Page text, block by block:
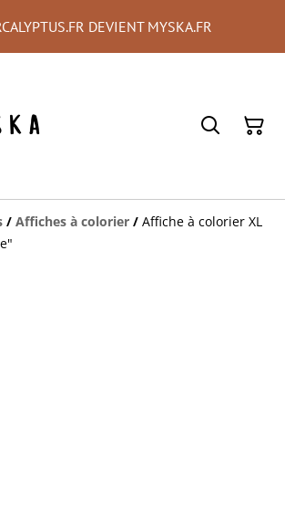
DEVIENT MYSKA.FR
/ Affiches à colorier / Affiche à colorier XL